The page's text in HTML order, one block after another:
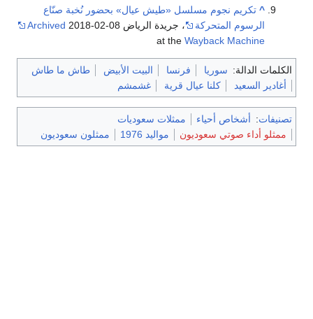
^ تكريم نجوم مسلسل «طيش عيال» بحضور نُخبة صنّاع
الرسوم المتحركة
، جريدة الرياض Archived 2018-02-08
at theWayback Machine
الكلمات الدالة: سوريا فرنسا البيت الأبيض
طاش ما طاش
أغادير السعيد
كلنا عيال قرية غشمشم
تصنيفات: أشخاص أحياء
ممثلات سعوديات
ممثلو أداء صوتي سعوديون
مواليد 1976 ممثلون سعوديون